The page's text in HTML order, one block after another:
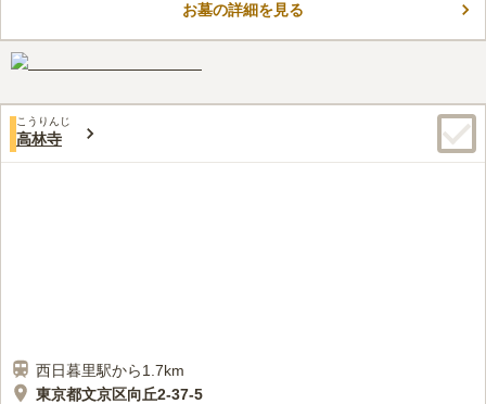
ラットな通路になっているので、車いすの方でも安心してお参り
を楽しめるだけでなく、散策も楽しめるのが特徴です。
口コミ評価
40代女性
由緒ある天台宗なので割高な感じがする。場所は台東区なので、
地ぐらいも高そうだし、ジェイアール山手線の日暮里から徒歩5分で着くの
で大変便利。法事は上野でやることが多い。
お墓の詳細を見る
こうりんじ
高林寺
西日暮里駅から1.7km
東京都文京区向丘2-37-5